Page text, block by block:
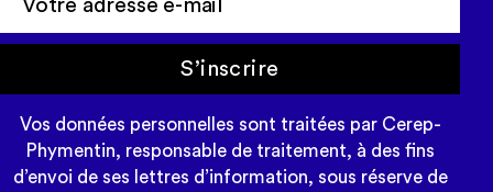
S’inscrire
Vos données personnelles sont traitées par Cerep-
Phymentin, responsable de traitement, à des fins
d’envoi de ses lettres d’information, sous réserve de